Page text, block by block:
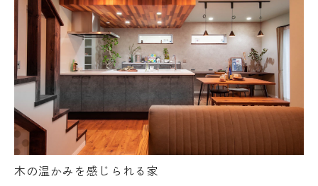
木の温かみを感じられる家